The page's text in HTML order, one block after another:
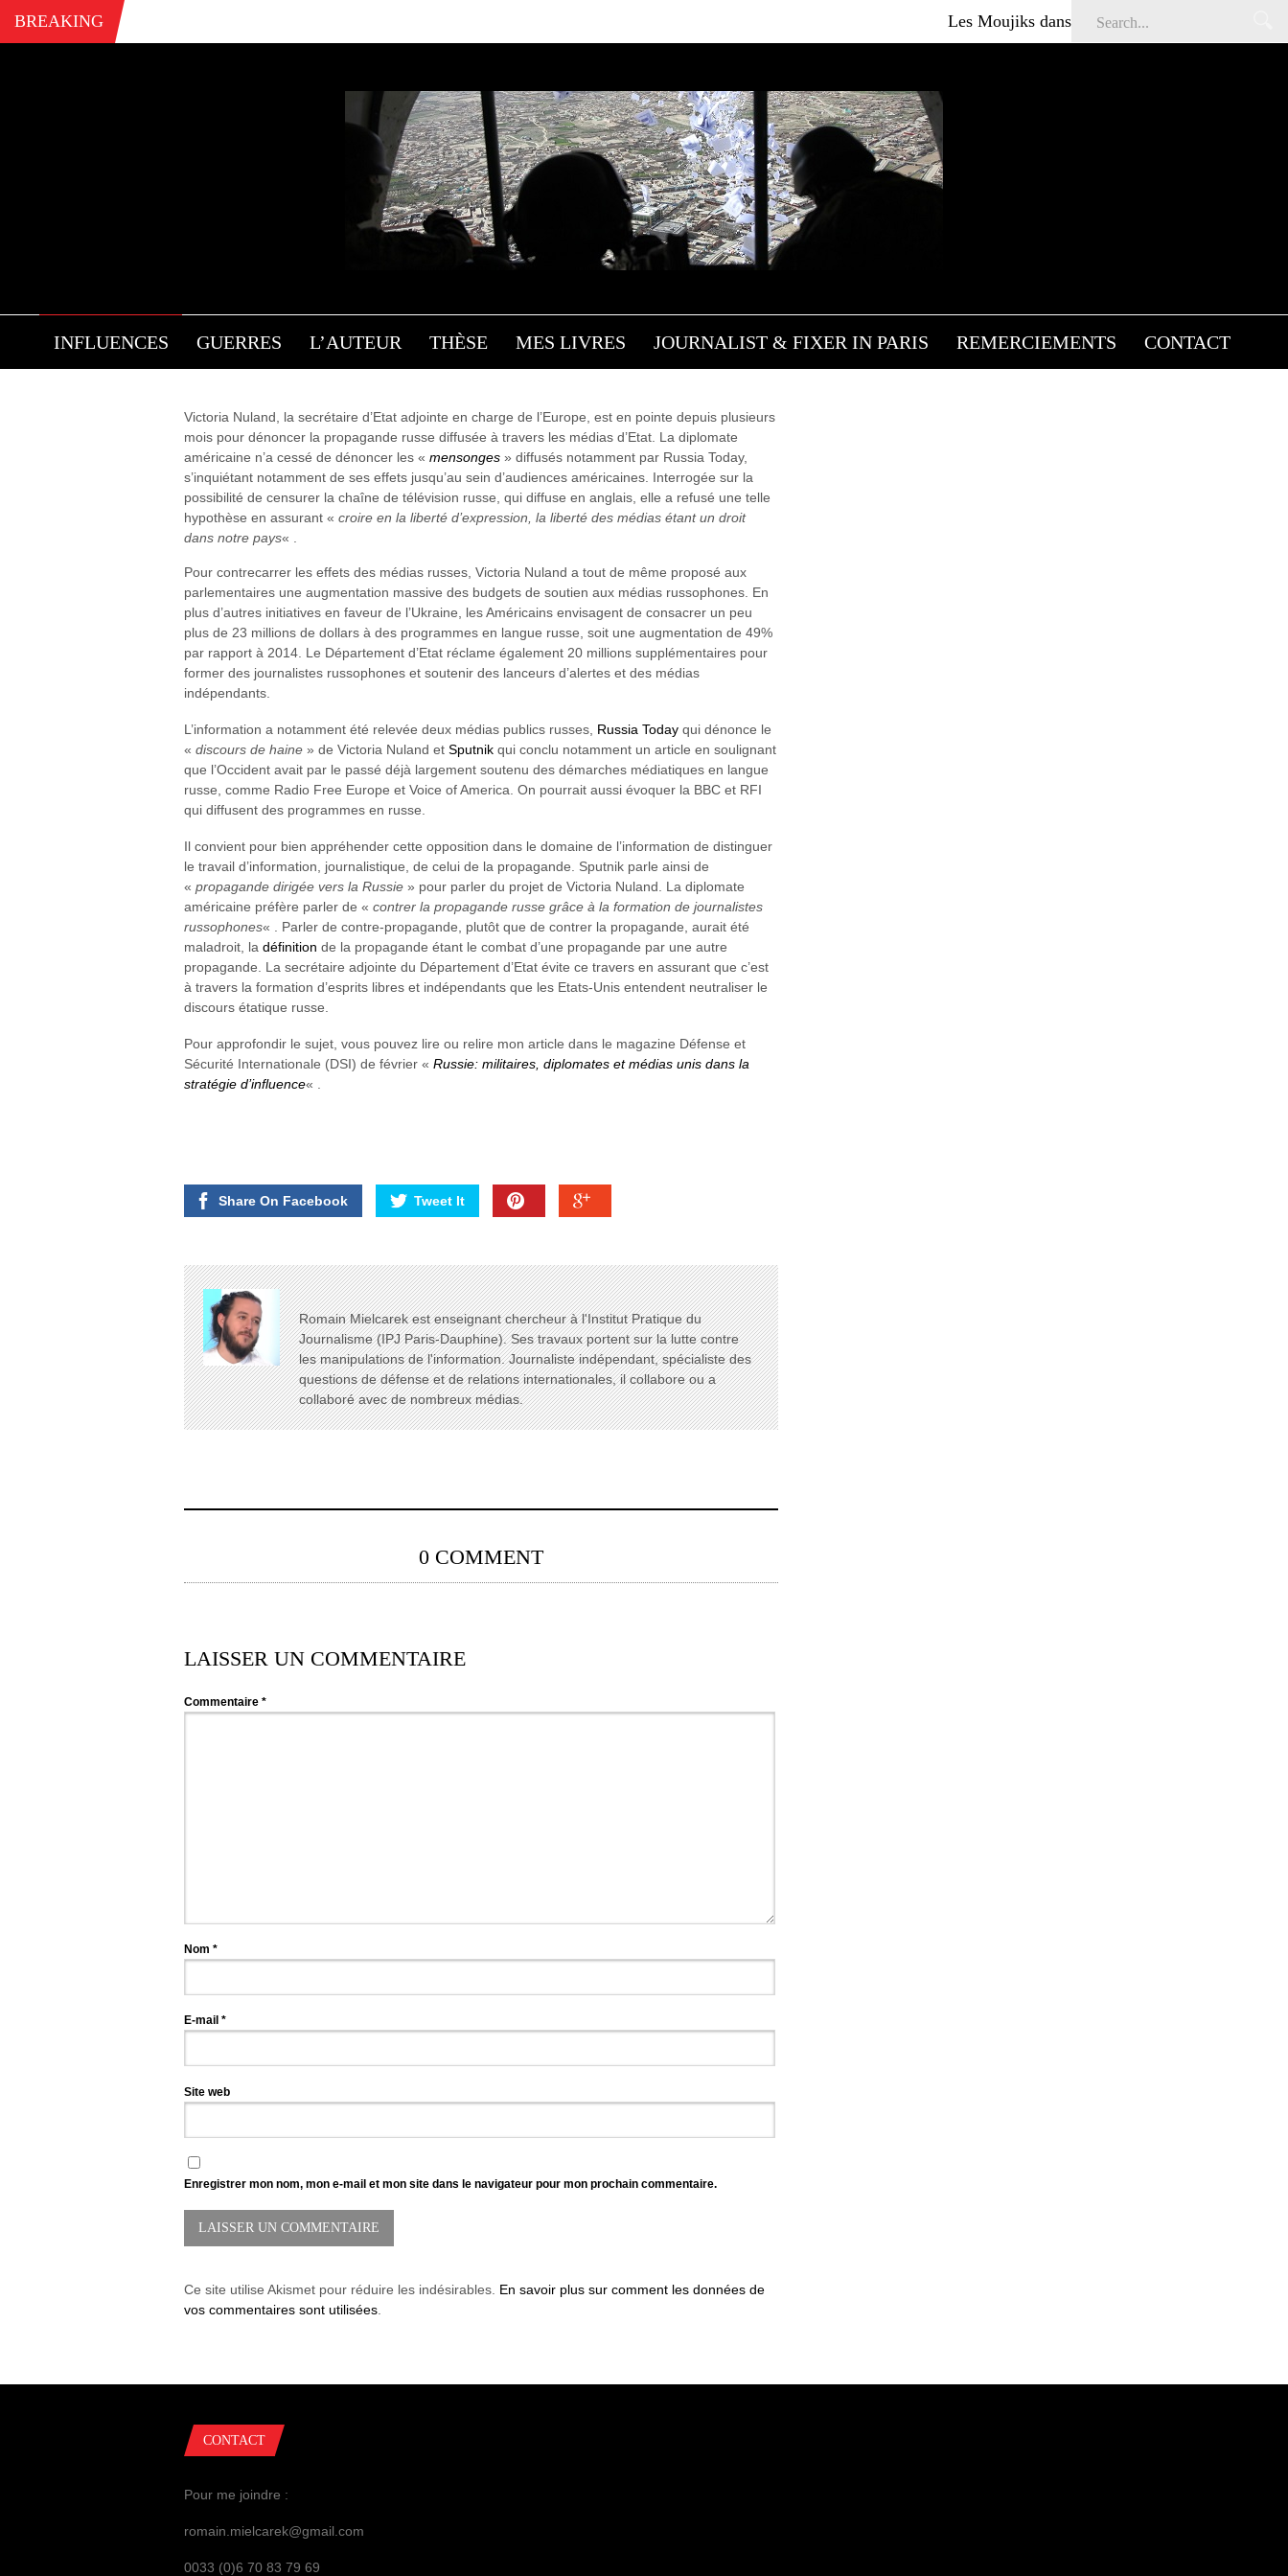
BREAKING Les Moujiks dans Affaires sensibles
INFLUENCES GUERRES L’AUTEUR THÈSE MES LIVRES JOURNALIST & FIXER IN PARIS REMERCIEMENTS CONTACT
WASHINGTON PROJETTE DE
DOUBLER SON BUDGET MÉDIAS
Influences / 5 mars 2015
Victoria Nuland, la secrétaire d’Etat adjointe en charge de l’Europe, est en pointe depuis plusieurs
mois pour dénoncer la propagande russe diffusée à travers les médias d’Etat. La diplomate
américaine n’a cessé de dénoncer les « mensonges » diffusés notamment par Russia Today,
s’inquiétant notamment de ses effets jusqu’au sein d’audiences américaines. Interrogée sur la
possibilité de censurer la chaîne de télévision russe, qui diffuse en anglais, elle a refusé une telle
hypothèse en assurant « croire en la liberté d’expression, la liberté des médias étant un droit
dans notre pays« .
Pour contrecarrer les effets des médias russes, Victoria Nuland a tout de même proposé aux
parlementaires une augmentation massive des budgets de soutien aux médias russophones. En
plus d’autres initiatives en faveur de l’Ukraine, les Américains envisagent de consacrer un peu
plus de 23 millions de dollars à des programmes en langue russe, soit une augmentation de 49%
par rapport à 2014. Le Département d’Etat réclame également 20 millions supplémentaires pour
former des journalistes russophones et soutenir des lanceurs d’alertes et des médias
indépendants.
L’information a notamment été relevée deux médias publics russes, Russia Today qui dénonce le
« discours de haine » de Victoria Nuland et Sputnik qui conclu notamment un article en soulignant
que l’Occident avait par le passé déjà largement soutenu des démarches médiatiques en langue
russe, comme Radio Free Europe et Voice of America. On pourrait aussi évoquer la BBC et RFI
qui diffusent des programmes en russe.
Il convient pour bien appréhender cette opposition dans le domaine de l’information de distinguer
le travail d’information, journalistique, de celui de la propagande. Sputnik parle ainsi de
« propagande dirigée vers la Russie » pour parler du projet de Victoria Nuland. La diplomate
américaine préfère parler de « contrer la propagande russe grâce à la formation de journalistes
russophones« . Parler de contre-propagande, plutôt que de contrer la propagande, aurait été
maladroit, la définition de la propagande étant le combat d’une propagande par une autre
propagande. La secrétaire adjointe du Département d’Etat évite ce travers en assurant que c’est
à travers la formation d’esprits libres et indépendants que les Etats-Unis entendent neutraliser le
discours étatique russe.
Pour approfondir le sujet, vous pouvez lire ou relire mon article dans le magazine Défense et
Sécurité Internationale (DSI) de février « Russie: militaires, diplomates et médias unis dans la
stratégie d’influence« .
Share On Facebook Tweet It
Romain Mielcarek est enseignant chercheur à l'Institut Pratique du
Journalisme (IPJ Paris-Dauphine). Ses travaux portent sur la lutte contre
les manipulations de l'information. Journaliste indépendant, spécialiste des
questions de défense et de relations internationales, il collabore ou a
collaboré avec de nombreux médias.
0 COMMENT
LAISSER UN COMMENTAIRE
Commentaire *
Nom *
E-mail *
Site web
Enregistrer mon nom, mon e-mail et mon site dans le navigateur pour mon prochain commentaire.
Ce site utilise Akismet pour réduire les indésirables. En savoir plus sur comment les données de
vos commentaires sont utilisées.
CONTACT
Pour me joindre :
romain.mielcarek@gmail.com
0033 (0)6 70 83 79 69